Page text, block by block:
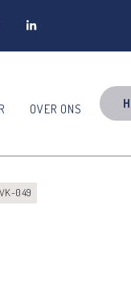
OVER ONS
049